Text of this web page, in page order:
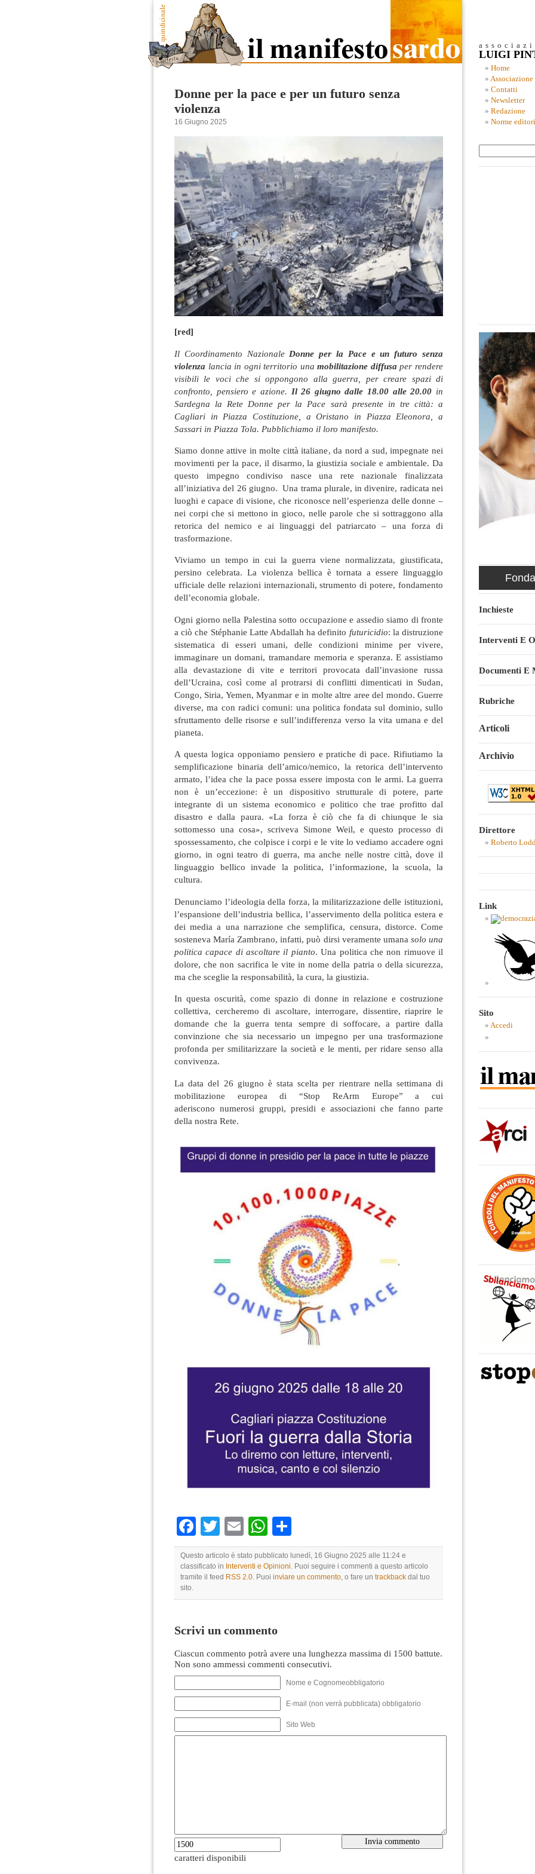
Donne per la pace e per un futuro senza
violenza
16 Giugno 2025
[red]
Il Coordinamento Nazionale Donne per la Pace e un futuro senza
violenza lancia in ogni territorio unamobilitazione diffusaper rendere
visibili le voci che si oppongono alla guerra, per creare spazi di
confronto, pensiero e azione. Il 26 giugno dalle 18.00 alle 20.00 in
Sardegna la Rete Donne per la Pace sarà presente in tre città: a
Cagliari in Piazza Costituzione, a Oristano in Piazza Eleonora, a
Sassari in Piazza Tola. Pubblichiamo il loro manifesto.
Siamo donne attive in molte città italiane, da nord a sud, impegnate nei
movimenti per la pace, il disarmo, la giustizia sociale e ambientale. Da
questo impegno condiviso nasce una rete nazionale finalizzata
all’iniziativa del 26 giugno. Una trama plurale, in divenire, radicata nei
luoghi e capace di visione, che riconosce nell’esperienza delle donne –
nei corpi che si mettono in gioco, nelle parole che si sottraggono alla
retorica del nemico e ai linguaggi del patriarcato – una forza di
trasformazione.
Viviamo un tempo in cui la guerra viene normalizzata, giustificata,
persino celebrata. La violenza bellica è tornata a essere linguaggio
ufficiale delle relazioni internazionali, strumento di potere, fondamento
dell’economia globale.
Ogni giorno nella Palestina sotto occupazione e assedio siamo di fronte
a ciò che Stéphanie Latte Abdallah ha definito futuricidio: la distruzione
sistematica di esseri umani, delle condizioni minime per vivere,
immaginare un domani, tramandare memoria e speranza. E assistiamo
alla devastazione di vite e territori provocata dall’invasione russa
dell’Ucraina, così come al protrarsi di conflitti dimenticati in Sudan,
Congo, Siria, Yemen, Myanmar e in molte altre aree del mondo. Guerre
diverse, ma con radici comuni: una politica fondata sul dominio, sullo
sfruttamento delle risorse e sull’indifferenza verso la vita umana e del
pianeta.
A questa logica opponiamo pensiero e pratiche di pace. Rifiutiamo la
semplificazione binaria dell’amico/nemico, la retorica dell’intervento
armato, l’idea che la pace possa essere imposta con le armi. La guerra
non è un’eccezione: è un dispositivo strutturale di potere, parte
integrante di un sistema economico e politico che trae profitto dal
disastro e dalla paura. «La forza è ciò che fa di chiunque le sia
sottomesso una cosa», scriveva Simone Weil, e questo processo di
spossessamento, che colpisce i corpi e le vite lo vediamo accadere ogni
giorno, in ogni teatro di guerra, ma anche nelle nostre città, dove il
linguaggio bellico invade la politica, l’informazione, la scuola, la
cultura.
Denunciamo l’ideologia della forza, la militarizzazione delle istituzioni,
l’espansione dell’industria bellica, l’asservimento della politica estera e
dei media a una narrazione che semplifica, censura, distorce. Come
sosteneva María Zambrano, infatti, può dirsi veramente umana solo una
politica capace di ascoltare il pianto. Una politica che non rimuove il
dolore, che non sacrifica le vite in nome della patria o della sicurezza,
ma che sceglie la responsabilità, la cura, la giustizia.
In questa oscurità, come spazio di donne in relazione e costruzione
collettiva, cercheremo di ascoltare, interrogare, dissentire, riaprire le
domande che la guerra tenta sempre di soffocare, a partire dalla
convinzione che sia necessario un impegno per una trasformazione
profonda per smilitarizzare la società e le menti, per ridare senso alla
convivenza.
La data del 26 giugno è stata scelta per rientrare nella settimana di
mobilitazione europea di “Stop ReArm Europe” a cui
aderiscono numerosi gruppi, presidi e associazioni che fanno parte
della nostra Rete.
Facebook
TwitterEmailWhatsApp
Questo articolo è stato pubblicato lunedì, 16 Giugno 2025 alle 11:24 e
classificato in Interventi e Opinioni. Puoi seguire i commenti a questo articolo
tramite il feed RSS 2.0. Puoi inviare un commento, o fare un trackback dal tuo
sito.
Scrivi un commento
Ciascun commento potrà avere una lunghezza massima di 1500 battute.
Non sono ammessi commenti consecutivi.
Nome e Cognomeobbligatorio
E-mail (non verrà pubblicata) obbligatorio
Sito Web
caratteri disponibili
LUIGI
Home
Associazione
Contatti
Newsletter
Redazione
Norme
Inchieste
Interventi E
Documenti E
Rubriche
Articoli
Archivio
Direttore
Roberto
Link
Sito
Accedi